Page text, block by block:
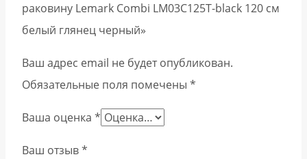
раковину Lemark Combi LM03C125T-black 120 см
белый глянец черный»
Ваш адрес email не будет опубликован.
Обязательные поля помечены *
Ваша оценка *
Ваш отзыв*